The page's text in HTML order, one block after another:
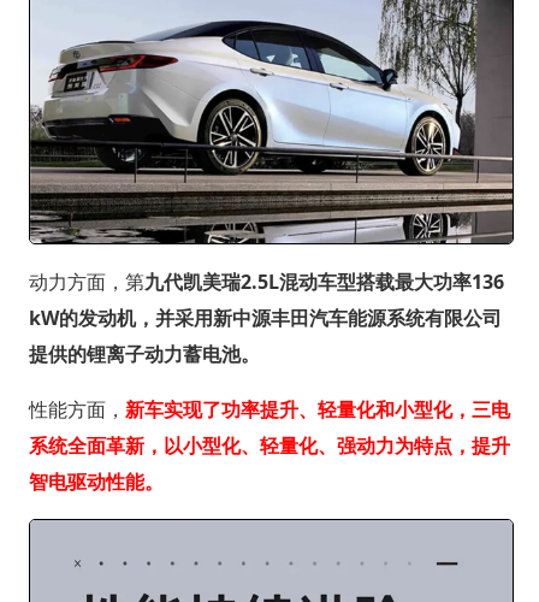
动力方面，第九代凯美瑞2.5L混动车型搭载最大功率136
kW的发动机，并采用新中源丰田汽车能源系统有限公司
提供的锂离子动力蓄电池。
性能方面， 新车实现了功率提升、轻量化和小型化，三电
系统全面革新，以小型化、轻量化、强动力为特点，提升
智电驱动性能。